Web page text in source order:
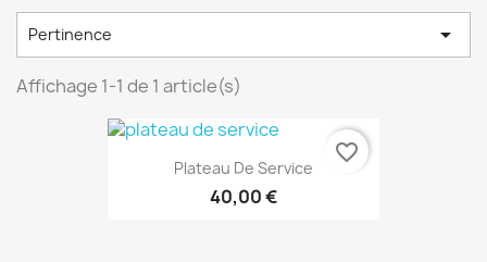
Pertinence 
Affichage 1-1 de 1 article(s)
Plateau De Service
40,00 €
favorite_border